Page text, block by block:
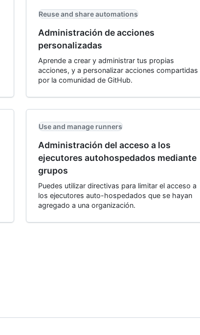
Reuse and share automations
Administración de acciones
personalizadas
Aprende a crear y administrar tus propias
acciones, y a personalizar acciones compartidas
por la comunidad de GitHub.
Use and manage runners
Administración del acceso a los
ejecutores autohospedados mediante
grupos
Puedes utilizar directivas para limitar el acceso a
los ejecutores auto-hospedados que se hayan
agregado a una organización.